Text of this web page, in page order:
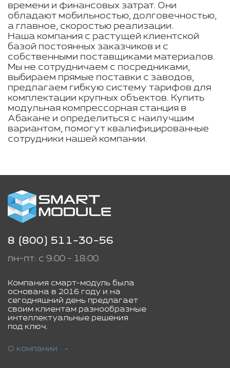
времени и финансовых затрат. Они
обладают мобильностью, долговечностью,
а главное, скоростью реализации.
Наша компания с растущей клиентской
базой постоянных заказчиков и с
собственными поставщиками материалов.
Мы не сотрудничаем с посредниками,
выбираем прямые поставки с заводов,
предлагаем гибкую систему тарифов для
комплектации крупных объектов. Купить
модульная компрессорная станция в
Абакане и определиться с наилучшим
вариантом, помогут квалифицированные
сотрудники нашей компании.
8 (800) 511-30-56
пн-пт: с 9:00 - 18:00
Компания смарт-модуль была
основана в 2016 году и на
сегодняшний день предлагает
своим клиентам разнообразные
интеллектуальные решения
под ключ.
О компании